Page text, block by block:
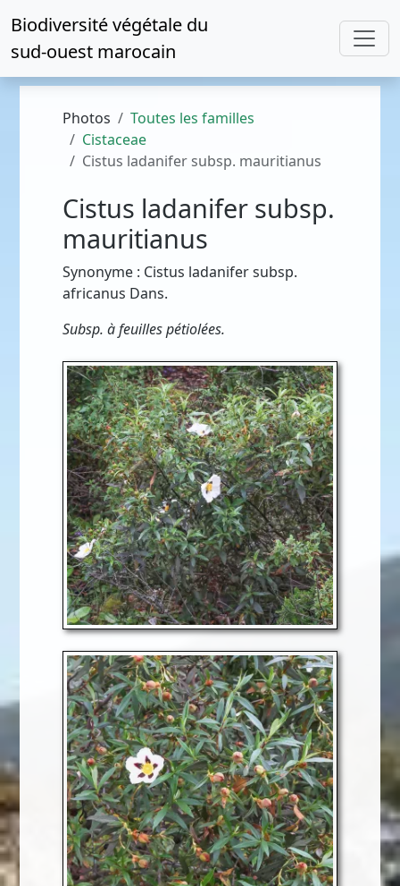
Biodiversité végétale du
sud-ouest marocain
Photos
Toutes les familles
Cistaceae
Cistus ladanifer subsp. mauritianus
Cistus ladanifer subsp.
mauritianus
Synonyme : Cistus ladanifer subsp.
africanus Dans.
Subsp. à feuilles pétiolées.